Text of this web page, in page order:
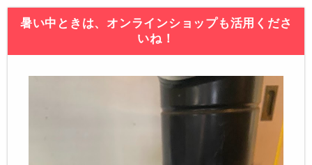
暑い中ときは、オンラインショップも活用くださ
いね！